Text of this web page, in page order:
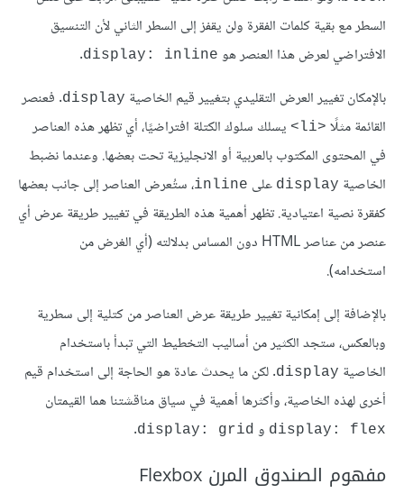
السطر مع بقية كلمات الفقرة ولن يقفز إلى السطر الثاني لأن التنسيق
الافتراضي لعرض هذا العنصر هو display: inline
.
بالإمكان تغيير العرض التقليدي بتغيير قيم الخاصية display. فعنصر
القائمة مثلًا <li>
يسلك سلوك الكتلة افتراضيًا، أي تظهر هذه العناصر
في المحتوى المكتوب بالعربية أو الانجليزية تحت بعضها. وعندما نضبط
الخاصية display على inline، ستُعرض العناصر إلى جانب بعضها
كفقرة نصية اعتيادية. تظهر أهمية هذه الطريقة في تغيير طريقة عرض أي
عنصر من عناصر HTML دون المساس بدلالته (أي الغرض من
استخدامه).
بالإضافة إلى إمكانية تغيير طريقة عرض العناصر من كتلية إلى سطرية
وبالعكس، ستجد الكثير من أساليب التخطيط التي تبدأ باستخدام
الخاصية display. لكن ما يحدث عادة هو الحاجة إلى استخدام قيم
أخرى لهذه الخاصية، وأكثرها أهمية في سياق مناقشتنا هما القيمتان
display: flex و display: grid
.
مفهوم الصندوق المرن Flexbox